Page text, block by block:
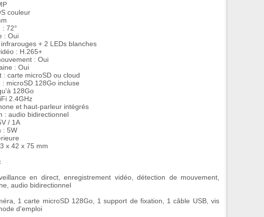
couleur
: 72°
: Oui
+ 2 LEDs blanches
: H.265+
: Oui
: Oui
: carte microSD ou cloud
microSD 128Go incluse
128Go
2.4GHz
et haut-parleur intégrés
: audio bidirectionnel
/ 1A
: 5W
x 42 x 75 mm
en direct, enregistrement vidéo, détection de mouvement,
audio bidirectionnel
1 carte microSD 128Go, 1 support de fixation, 1 câble USB, vis
d'emploi